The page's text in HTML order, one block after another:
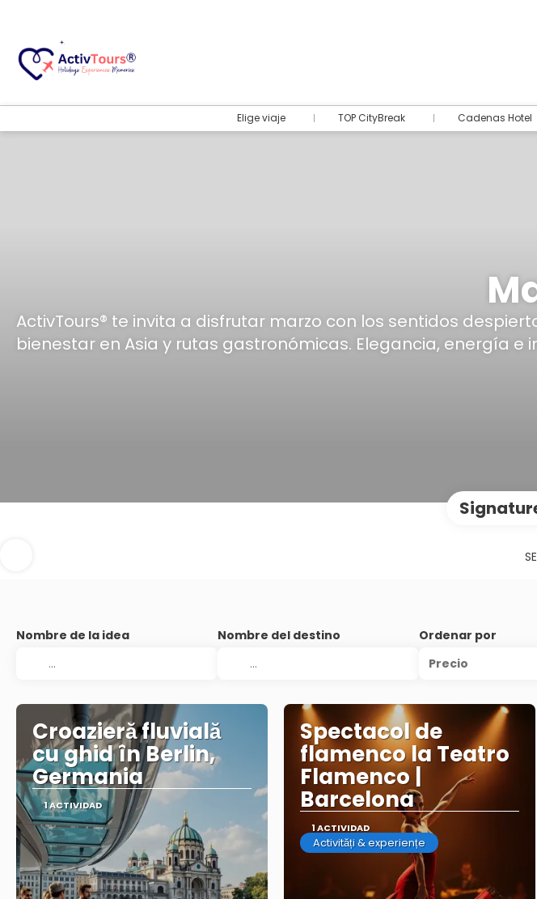
Elige viaje TOP CityBreak Cadenas Hotel
ActivTours® te invita a disfrutar marzo con los sentidos
bienestar en Asia y rutas gastronómicas. Elegancia, energía e
Nombre de la idea Nombre del destino
Ordenar por
Precio
Croazieră fluvială
cu ghid în Berlin,
Germania
1 ACTIVIDAD
Spectacol de
flamenco la Teatro
Flamenco |
Barcelona
1 ACTIVIDAD
Activități & experiențe